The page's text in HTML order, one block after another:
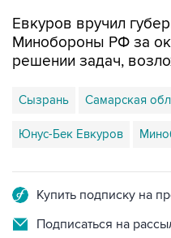
Евкуров вручил
Минобороны РФ за
решении задач,
Сызрань Самарская
Юнус-Бек Евкуров
Купить подписку на
Подписаться на